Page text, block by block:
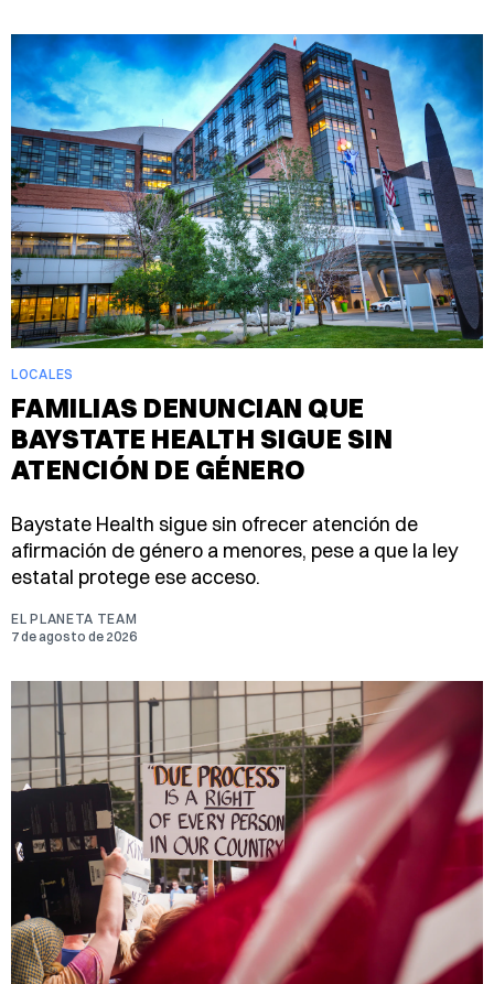
LOCALES
FAMILIAS DENUNCIAN QUE
BAYSTATE HEALTH SIGUE SIN
ATENCIÓN DE GÉNERO
Baystate Health sigue sin ofrecer atención de
afirmación de género a menores, pese a que la ley
estatal protege ese acceso.
EL PLANETA TEAM
7 de agosto de 2026